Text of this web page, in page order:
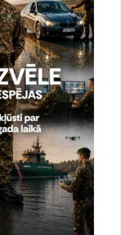
noderīga?
uzzina!